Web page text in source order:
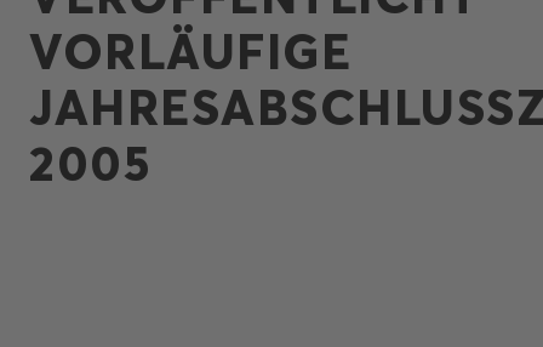
VORLÄUFIGE
2005